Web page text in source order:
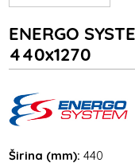
ENERGO
440x1270
Širina (mm): 440